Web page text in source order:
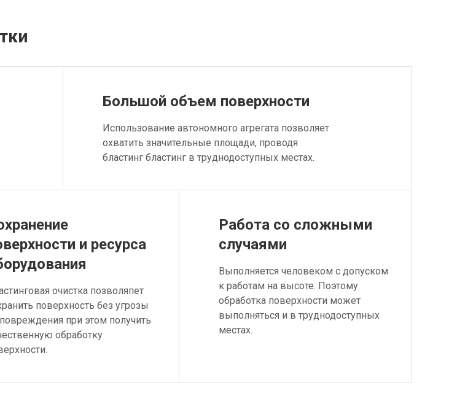
Большой объем поверхности
Использование автономного агрегата позволяет
охватить значительные площади, проводя
бластинг бластинг в труднодоступных местах.
и ресурса
очистка позволяпет
поверхность без угрозы
при этом получить
обработку
Работа со сложными
случаями
Выполняется человеком с допуском
к работам на высоте. Поэтому
обработка поверхности может
выполняться и в труднодоступных
местах.